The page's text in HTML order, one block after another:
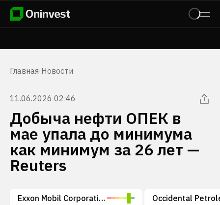
Главная·Новости
11.06.2026 02:46
Добыча нефти ОПЕК в
мае упала до минимума
как минимум за 26 лет —
Reuters
Exxon Mobil Corporation